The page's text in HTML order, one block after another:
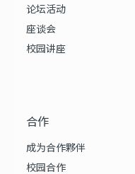
论坛活动
座谈会
校园讲座
合作
成为合作夥伴
校园合作